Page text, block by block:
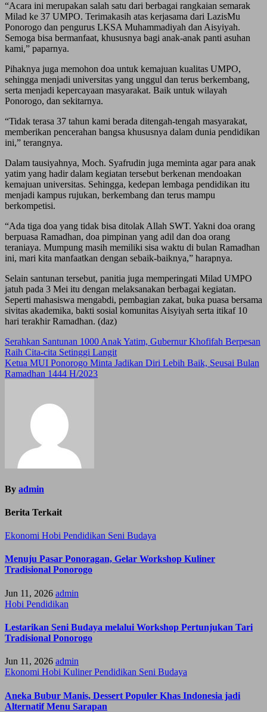
“Acara ini merupakan salah satu dari berbagai rangkaian semarak
Milad ke 37 UMPO. Terimakasih atas kerjasama dari LazisMu
Ponorogo dan pengurus LKSA Muhammadiyah dan Aisyiyah.
Semoga bisa bermanfaat, khususnya bagi anak-anak panti asuhan
kami,” paparnya.
Pihaknya juga memohon doa untuk kemajuan kualitas UMPO,
sehingga menjadi universitas yang unggul dan terus berkembang,
serta menjadi kepercayaan masyarakat. Baik untuk wilayah
Ponorogo, dan sekitarnya.
“Tidak terasa 37 tahun kami berada ditengah-tengah masyarakat,
memberikan pencerahan bangsa khususnya dalam dunia pendidikan
ini,” terangnya.
Dalam tausiyahnya, Moch. Syafrudin juga meminta agar para anak
yatim yang hadir dalam kegiatan tersebut berkenan mendoakan
kemajuan universitas. Sehingga, kedepan lembaga pendidikan itu
menjadi kampus rujukan, berkembang dan terus mampu
berkompetisi.
“Ada tiga doa yang tidak bisa ditolak Allah SWT. Yakni doa orang
berpuasa Ramadhan, doa pimpinan yang adil dan doa orang
teraniaya. Mumpung masih memiliki sisa waktu di bulan Ramadhan
ini, mari kita manfaatkan dengan sebaik-baiknya,” harapnya.
Selain santunan tersebut, panitia juga memperingati Milad UMPO
jatuh pada 3 Mei itu dengan melaksanakan berbagai kegiatan.
Seperti mahasiswa mengabdi, pembagian zakat, buka puasa bersama
sivitas akademika, bakti sosial komunitas Aisyiyah serta itikaf 10
hari terakhir Ramadhan. (daz)
Post
navigation
Serahkan Santunan 1000 Anak Yatim, Gubernur Khofifah Berpesan
Raih Cita-cita Setinggi Langit
Ketua MUI Ponorogo Minta Jadikan Diri Lebih Baik, Seusai Bulan
Ramadhan 1444 H/2023
By admin
Berita Terkait
Ekonomi Hobi Pendidikan Seni Budaya
Menuju Pasar Ponoragan, Gelar Workshop Kuliner
Tradisional Ponorogo
Jun 11, 2026 admin
Hobi Pendidikan
Lestarikan Seni Budaya melalui Workshop Pertunjukan Tari
Tradisional Ponorogo
Jun 11, 2026 admin
Ekonomi Hobi KulinerPendidikan Seni Budaya
Aneka Bubur Manis, Dessert Populer Khas Indonesia jadi
Alternatif Menu Sarapan